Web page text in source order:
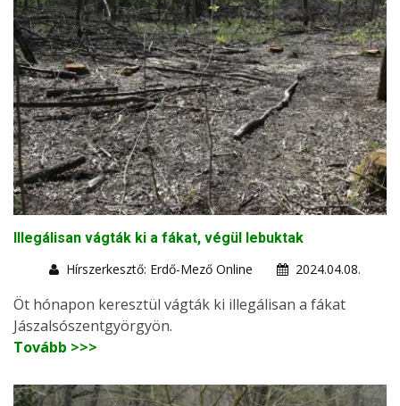
Illegálisan vágták ki a fákat, végül lebuktak
Hírszerkesztő: Erdő-Mező Online
2024.04.08.
Öt hónapon keresztül vágták ki illegálisan a fákat
Jászalsószentgyörgyön.
Tovább >>>